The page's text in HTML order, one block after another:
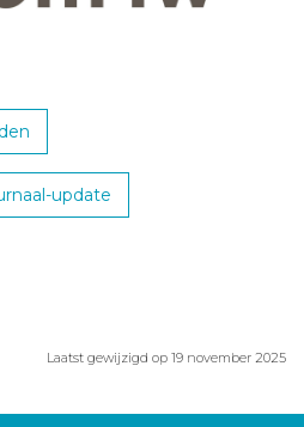
update
Laatst gewijzigd op 19 november 2025